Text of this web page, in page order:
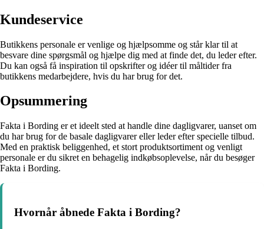
Kundeservice
Butikkens personale er venlige og hjælpsomme og står klar til at
besvare dine spørgsmål og hjælpe dig med at finde det, du leder efter.
Du kan også få inspiration til opskrifter og idéer til måltider fra
butikkens medarbejdere, hvis du har brug for det.
Opsummering
Fakta i Bording er et ideelt sted at handle dine dagligvarer, uanset om
du har brug for de basale dagligvarer eller leder efter specielle tilbud.
Med en praktisk beliggenhed, et stort produktsortiment og venligt
personale er du sikret en behagelig indkøbsoplevelse, når du besøger
Fakta i Bording.
Hvornår åbnede Fakta i Bording?